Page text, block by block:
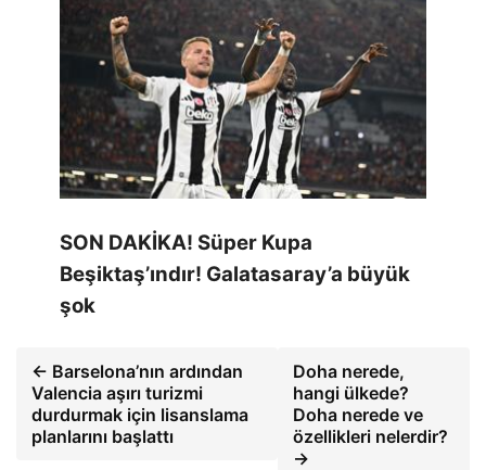
SON DAKİKA! Süper Kupa
Beşiktaş’ındır! Galatasaray’a büyük
şok
← Barselona’nın ardından
Valencia aşırı turizmi
durdurmak için lisanslama
planlarını başlattı
Doha nerede,
hangi ülkede?
Doha nerede ve
özellikleri nelerdir?
→